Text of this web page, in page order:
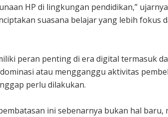
HP di lingkungan pendidikan,”
suasana belajar yang lebih fokus
peran penting di era digital termasuk
atau mengganggu aktivitas
perlu dilakukan.
ini sebenarnya bukan hal baru,